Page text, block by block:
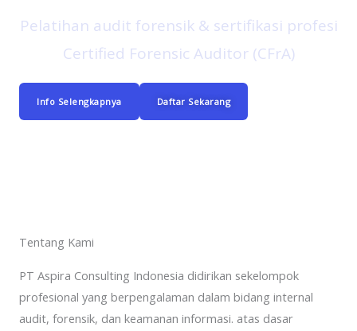
Pelatihan audit forensik & sertifikasi profesi
Certified Forensic Auditor (CFrA)
Info Selengkapnya Daftar Sekarang
Tentang Kami
PT Aspira Consulting Indonesia didirikan sekelompok
profesional yang berpengalaman dalam bidang internal
audit, forensik, dan keamanan informasi. atas dasar